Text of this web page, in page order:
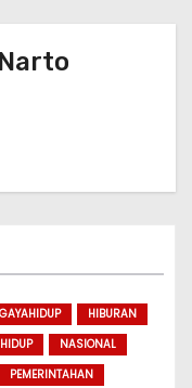
GAYAHIDUP
HIBURAN
NASIONAL
PEMERINTAHAN